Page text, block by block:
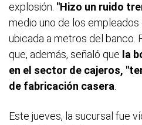
explosión. "Hizo un ruido
medio uno de los
ubicada a metros del banco.
que, además, señaló que la
en el sector de cajeros,
de fabricación casera
Este jueves, la sucursal fue